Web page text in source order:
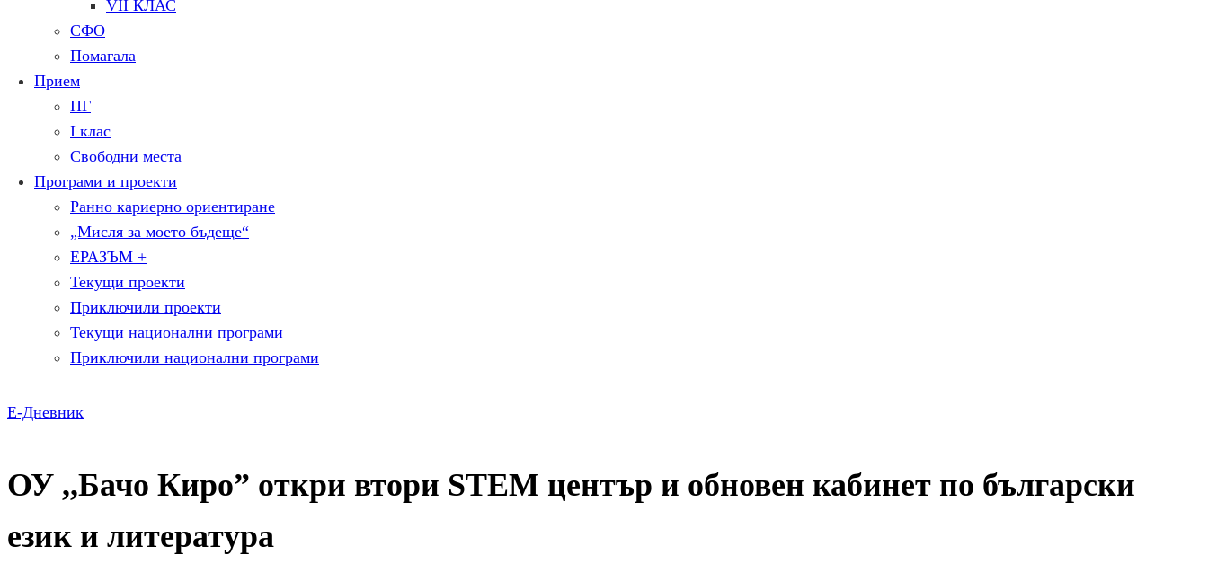
VII КЛАС
СФО
Помагала
Прием
ПГ
I клас
Свободни места
Програми и проекти
Ранно кариерно ориентиране
„Мисля за моето бъдеще“
ЕРАЗЪМ +
Текущи проекти
Приключили проекти
Текущи национални програми
Приключили национални програми
Е-Дневник
ОУ ,,Бачо Киро” откри втори STEM център и обновен кабинет по български
език и литература